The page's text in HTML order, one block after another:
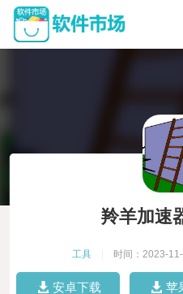
羚羊加速
工具 时间：2023-
安卓下载 苹